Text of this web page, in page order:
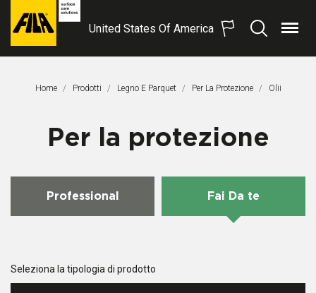
FILA
S.p.A.
United States Of America
SearchMenu
Home Prodotti Legno E Parquet Per La Protezione Pagina
Olii
Per la protezione
Professional Fai Da te
Seleziona la tipologia di prodotto